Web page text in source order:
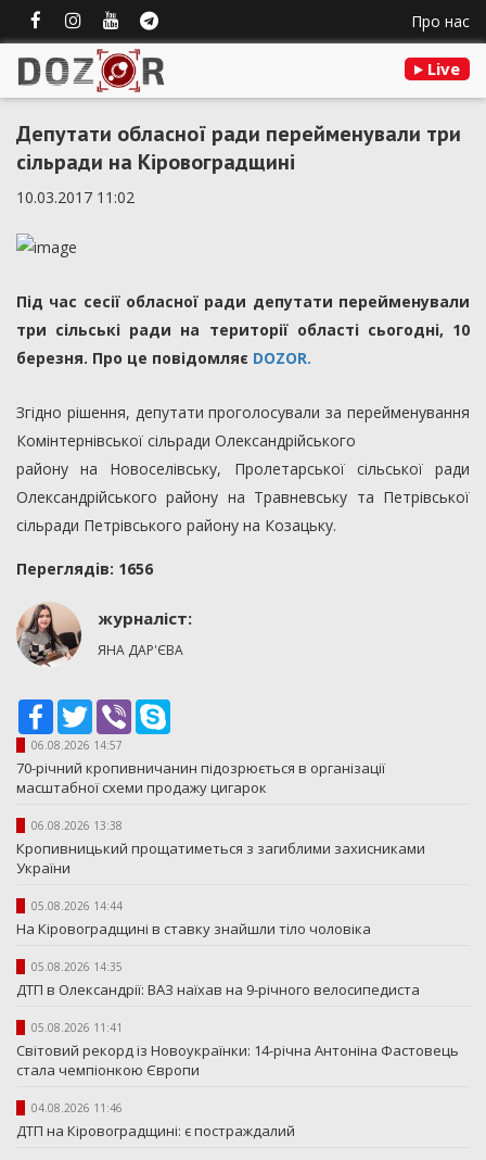
Про нас
Live
Депутати обласної ради перейменували три
сільради на Кіровоградщині
10.03.2017 11:02
Під час сесії обласної ради депутати перейменували
три сільські ради на території області сьогодні, 10
березня. Про це повідомляє DOZOR.
Згідно рішення, депутати проголосували за перейменування
Комінтернівської сільради Олександрійського
району на Новоселівську, Пролетарської сільської ради
Олександрійського району на Травневську та Петрівської
сільради Петрівського району на Козацьку.
Переглядiв: 1656
журналіст:
ЯНА ДАР'ЄВА
Facebook
TwitterViber
06.08.2026 14:57
70-річний кропивничанин підозрюється в організації
масштабної схеми продажу цигарок
06.08.2026 13:38
Кропивницький прощатиметься з загиблими захисниками
України
05.08.2026 14:44
На Кіровоградщині в ставку знайшли тіло чоловіка
05.08.2026 14:35
ДТП в Олександрії: ВАЗ наїхав на 9-річного велосипедиста
05.08.2026 11:41
Світовий рекорд із Новоукраїнки: 14-річна Антоніна Фастовець
стала чемпіонкою Європи
04.08.2026 11:46
ДТП на Кіровоградщині: є постраждалий